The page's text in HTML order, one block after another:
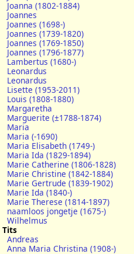
Joanna (1802-1884)
Joannes
Joannes (1698-)
Joannes (1739-1820)
Joannes (1769-1850)
Joannes (1796-1877)
Lambertus (1680-)
Leonardus
Leonardus
Lisette (1953-2011)
Louis (1808-1880)
Margaretha
Marguerite (±1788-1874)
Maria
Maria (-1690)
Maria Elisabeth (1749-)
Maria Ida (1829-1894)
Marie Catherine (1806-1828)
Marie Christine (1842-1884)
Marie Gertrude (1839-1902)
Marie Ida (1840-)
Marie Therese (1814-1897)
naamloos jongetje (1675-)
Wilhelmus
Tits
Andreas
Anna Maria Christina (1908-)